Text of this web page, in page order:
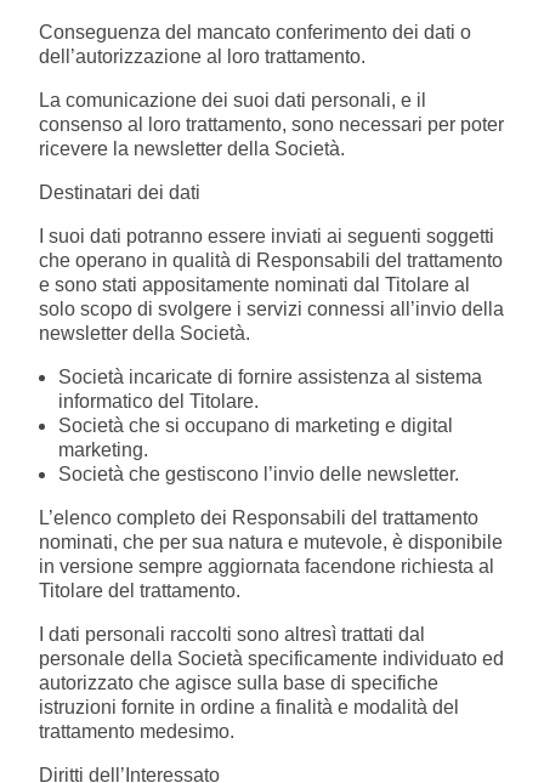
Conseguenza del mancato conferimento dei dati o
dell’autorizzazione al loro trattamento.
La comunicazione dei suoi dati personali, e il
consenso al loro trattamento, sono necessari per poter
ricevere la newsletter della Società.
Destinatari dei dati
I suoi dati potranno essere inviati ai seguenti soggetti
che operano in qualità di Responsabili del trattamento
e sono stati appositamente nominati dal Titolare al
solo scopo di svolgere i servizi connessi all’invio della
newsletter della Società.
Società incaricate di fornire assistenza al sistema
informatico del Titolare.
Società che si occupano di marketing e digital
marketing.
Società che gestiscono l’invio delle newsletter.
L’elenco completo dei Responsabili del trattamento
nominati, che per sua natura e mutevole, è disponibile
in versione sempre aggiornata facendone richiesta al
Titolare del trattamento.
I dati personali raccolti sono altresì trattati dal
personale della Società specificamente individuato ed
autorizzato che agisce sulla base di specifiche
istruzioni fornite in ordine a finalità e modalità del
trattamento medesimo.
Diritti dell’Interessato